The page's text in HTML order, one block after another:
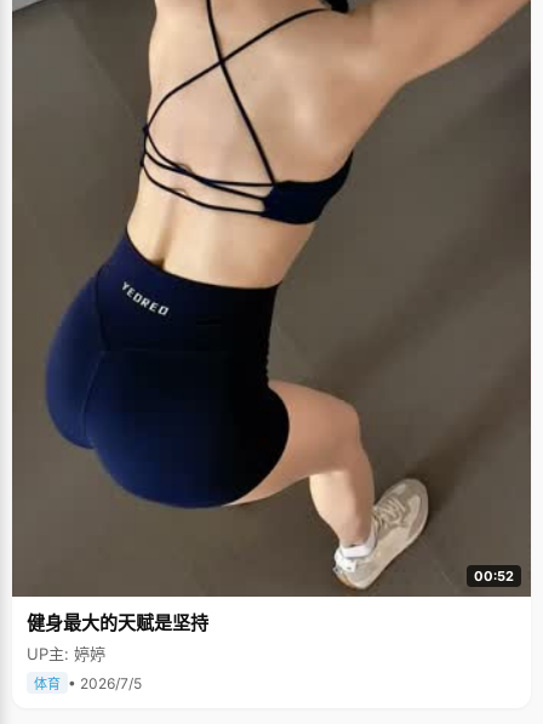
00:52
健身最大的天赋是坚持
UP主: 婷婷
体育 • 2026/7/5